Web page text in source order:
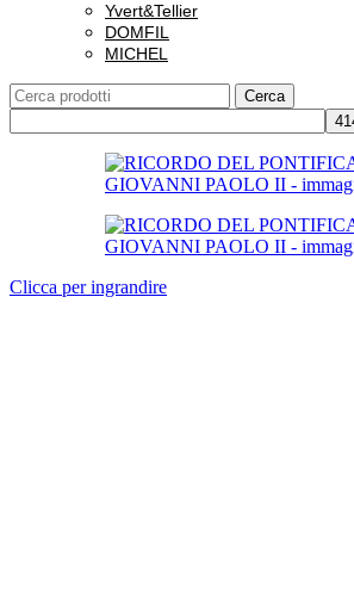
Yvert&Tellier
DOMFIL
MICHEL
Cerca
Clicca per ingrandire